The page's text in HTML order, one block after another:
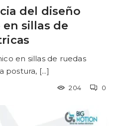
del diseño
sillas de
en sillas de ruedas
postura, [...]
204 0